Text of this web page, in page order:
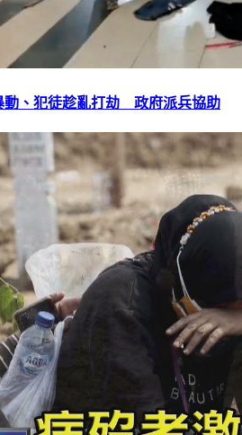
動、犯徒趁亂打劫 政府派兵協助